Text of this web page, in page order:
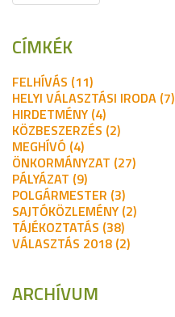
CÍMKÉK
FELHÍVÁS (11)
HELYI VÁLASZTÁSI IRODA (7)
HIRDETMÉNY (4)
KÖZBESZERZÉS (2)
MEGHÍVÓ (4)
ÖNKORMÁNYZAT (27)
PÁLYÁZAT (9)
POLGÁRMESTER (3)
SAJTÓKÖZLEMÉNY (2)
TÁJÉKOZTATÁS (38)
VÁLASZTÁS 2018 (2)
ARCHÍVUM